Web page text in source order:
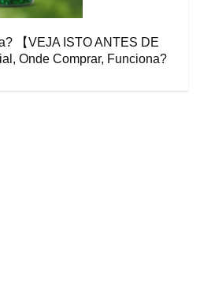
【VEJA ISTO ANTES DE
Onde Comprar, Funciona?